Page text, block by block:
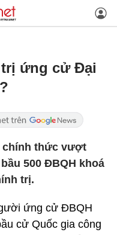
trị ứng cử Đại
chính thức vượt
500 ĐBQH khoá
trị.
ứng cử ĐBQH
cử Quốc gia công